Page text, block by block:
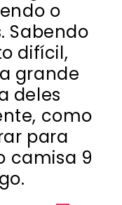
o
Sabendo
difícil,
grande
deles
como
para
camisa 9